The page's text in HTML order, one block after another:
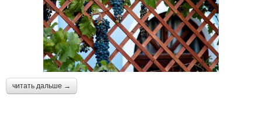
читать дальше →